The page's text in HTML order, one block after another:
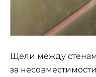
Щели между
за